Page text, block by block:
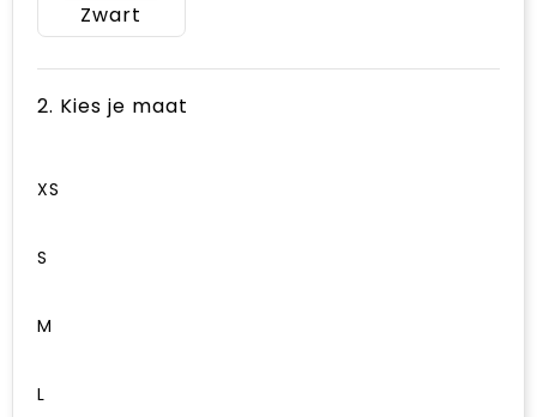
Zwart
2. Kies je maat
XS
S
M
L